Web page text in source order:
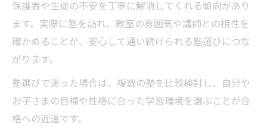
保護者や生徒の不安を丁寧に解消してくれる傾向があり
ます。実際に塾を訪れ、教室の雰囲気や講師との相性を
確かめることが、安心して通い続けられる塾選びにつな
がります。
塾選びで迷った場合は、複数の塾を比較検討し、自分や
お子さまの目標や性格に合った学習環境を選ぶことが合
格への近道です。